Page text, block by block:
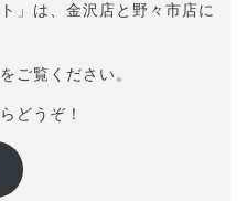
」は、金沢店と野々市店に
ご覧ください。
どうぞ！